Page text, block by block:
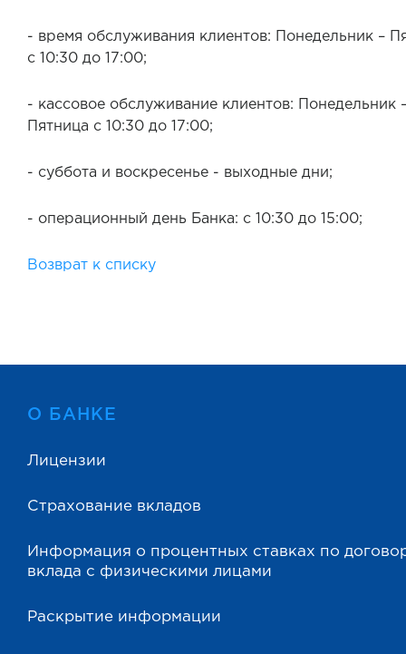
- время обслуживания клиентов: Понедельник –
с 10:30 до 17:00;
- кассовое обслуживание клиентов: Понедельник
Пятница с 10:30 до 17:00;
- суббота и воскресенье - выходные дни;
- операционный день Банка: с 10:30 до 15:00;
Возврат к списку
О БАНКЕ
Лицензии
Страхование вкладов
Информация о процентных ставках по
вклада с физическими лицами
Раскрытие информации